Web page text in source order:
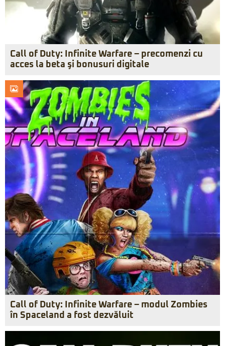
Call of Duty: Infinite Warfare – precomenzi cu
acces la beta şi bonusuri digitale
Call of Duty: Infinite Warfare – modul Zombies
în Spaceland a fost dezvăluit